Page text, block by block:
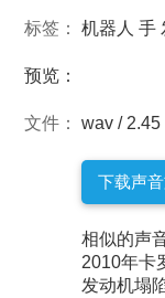
标签： 机器人 手
预览：
文件： wav / 2.45
下载声
相似的声
2010年卡
发动机塌